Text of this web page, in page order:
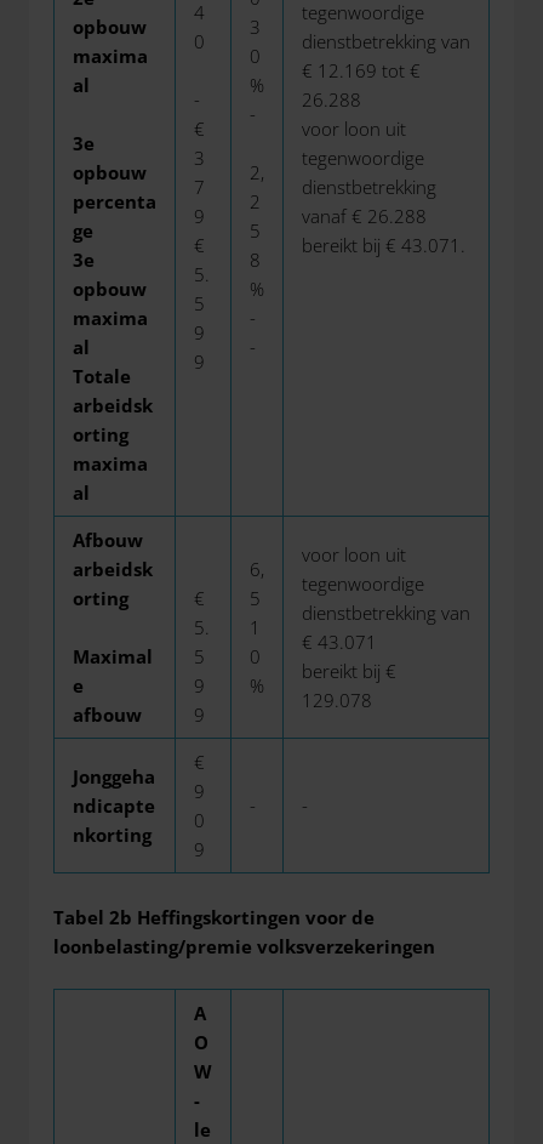
opbouw
maxima
al
3e
opbouw
percenta
ge
3e
opbouw
maxima
al
Totale
arbeidsk
orting
maxima
al
4
0
-
€
3
7
9
€
5.
5
9
9
3
0
%
-
2,
2
5
8
%
-
-
tegenwoordige
dienstbetrekking van
€ 12.169 tot €
26.288
voor loon uit
tegenwoordige
dienstbetrekking
vanaf € 26.288
bereikt bij € 43.071.
Afbouw
arbeidsk
orting
Maximal
e
afbouw
€
5.
5
9
9
6,
5
1
0
%
voor loon uit
tegenwoordige
dienstbetrekking van
€ 43.071
bereikt bij €
129.078
Jonggeha
ndicapte
nkorting
€
9
0
9
- -
Tabel 2b Heffingskortingen voor de
loonbelasting/premie volksverzekeringen
A
O
W
-
le